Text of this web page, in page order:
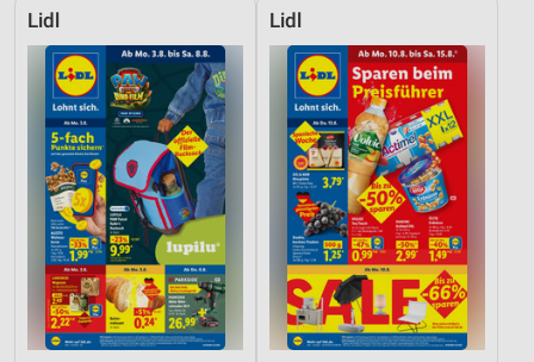
Lidl Lidl